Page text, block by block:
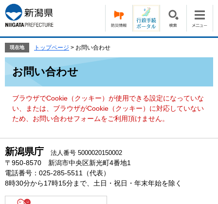
ー
ジ
の
頭
す。
ニ
ュ
ー
飛
て
現在地 トップページ > お問い合わせ
お問い合わせ
ブラウザでCookie（クッキー）が使用できる設定になっていな
い、または、ブラウザがCookie（クッキー）に対応していない
ため、お問い合わせフォームをご利用頂けません。
新潟県庁 法人番号 5000020150002
〒950-8570 新潟市中央区新光町4番地1
電話番号：025-285-5511（代表）
8時30分から17時15分まで、土日・祝日・年末年始を除く